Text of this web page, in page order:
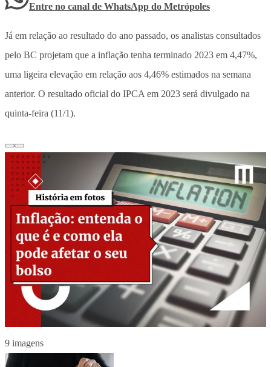
Entre no canal de WhatsApp do Metrópoles
Já em relação ao resultado do ano passado, os analistas consultados
pelo BC projetam que a inflação tenha terminado 2023 em 4,47%,
uma ligeira elevação em relação aos 4,46% estimados na semana
anterior. O resultado oficial do IPCA em 2023 será divulgado na
quinta-feira (11/1).
9 imagens